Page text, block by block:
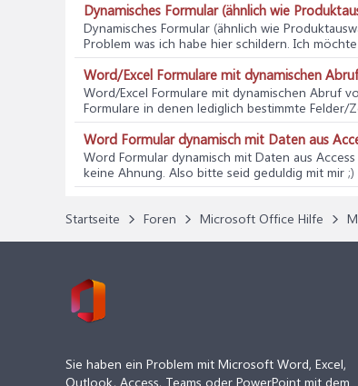
Dynamisches Formular (ähnlich wie
Dynamisches Formular (ähnlich wie
Problem was ich habe hier schildern. Ich
Word/Excel Formulare mit dynamischen
Word/Excel Formulare mit dynamischen Abruf
Formulare in denen lediglich bestimmte
Word Formular dynamisch mit Daten aus
Word Formular dynamisch mit Daten aus
keine Ahnung. Also bitte seid geduldig mit mir ;)
Startseite Foren Microsoft Office Hilfe
Sie haben ein Problem mit Microsoft Word, Excel,
Outlook, Access, Teams oder PowerPoint mit dem